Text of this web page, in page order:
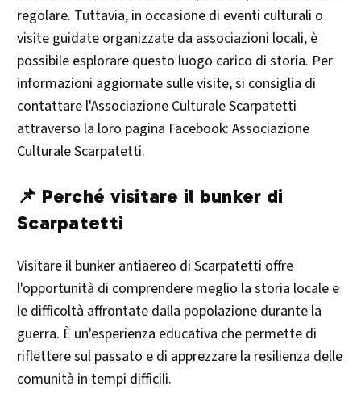
regolare. Tuttavia, in occasione di eventi culturali o
visite guidate organizzate da associazioni locali, è
possibile esplorare questo luogo carico di storia. Per
informazioni aggiornate sulle visite, si consiglia di
contattare l'Associazione Culturale Scarpatetti
attraverso la loro pagina Facebook: Associazione
Culturale Scarpatetti.​
📌 Perché visitare il bunker di
Scarpatetti
Visitare il bunker antiaereo di Scarpatetti offre
l'opportunità di comprendere meglio la storia locale e
le difficoltà affrontate dalla popolazione durante la
guerra. È un'esperienza educativa che permette di
riflettere sul passato e di apprezzare la resilienza delle
comunità in tempi difficili.​